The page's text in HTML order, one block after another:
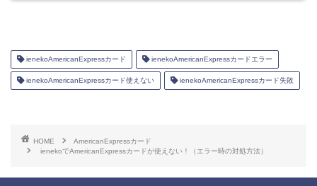
ienekoAmericanExpressカード ienekoAmericanExpressカードエラー
ienekoAmericanExpressカード使えない ienekoAmericanExpressカード失敗
HOME
AmericanExpressカード
ienekoでAmericanExpressカードが使えない！（エラー時の対処方法）